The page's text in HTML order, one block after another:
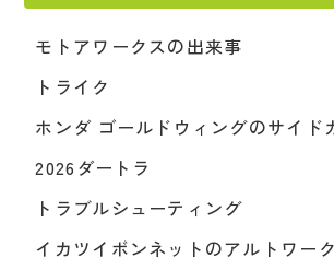
モトアワークスの出来事
トライク
ホンダ ゴールドウィングのサイド
2026ダートラ
トラブルシューティング
イカツイボンネットのアルトワー